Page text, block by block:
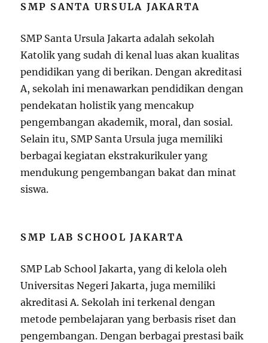
SMP SANTA URSULA JAKARTA
SMP Santa Ursula Jakarta adalah sekolah
Katolik yang sudah di kenal luas akan kualitas
pendidikan yang di berikan. Dengan akreditasi
A, sekolah ini menawarkan pendidikan dengan
pendekatan holistik yang mencakup
pengembangan akademik, moral, dan sosial.
Selain itu, SMP Santa Ursula juga memiliki
berbagai kegiatan ekstrakurikuler yang
mendukung pengembangan bakat dan minat
siswa.
SMP LAB SCHOOL JAKARTA
SMP Lab School Jakarta, yang di kelola oleh
Universitas Negeri Jakarta, juga memiliki
akreditasi A. Sekolah ini terkenal dengan
metode pembelajaran yang berbasis riset dan
pengembangan. Dengan berbagai prestasi baik